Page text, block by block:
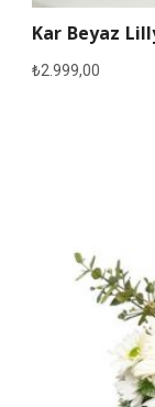
Kar Beyaz
₺2.999,00